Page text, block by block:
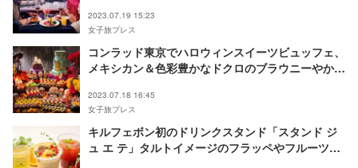
2023.07.19 15:23
女子旅プレス
コンラッド東京でハロウィンスイーツビュッフェ、
メキシカン＆色彩豊かなドクロのブラウニーやかぼ
2023.07.18 16:45
女子旅プレス
キルフェボン初のドリンクスタンド「スタンド ジ
ュ エ テ」タルトイメージのフラッペやフルーツテ